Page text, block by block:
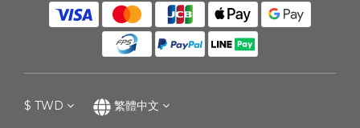
$ TWD 繁體中文